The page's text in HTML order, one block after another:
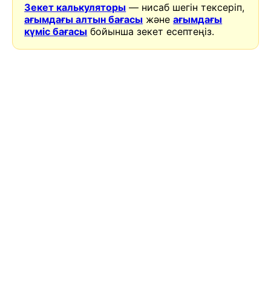
Зекет калькуляторы — нисаб шегін тексеріп,
ағымдағы алтын бағасы жәнеағымдағы
күміс бағасы бойынша зекет есептеңіз.